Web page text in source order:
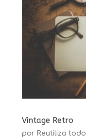
Vintage Retro
por Reutiliza todo